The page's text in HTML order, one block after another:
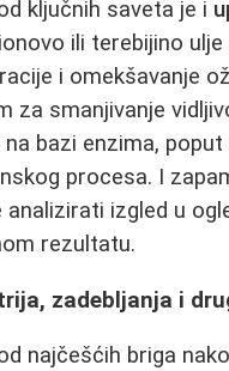
ključnih saveta je i
ili terebijino
i omekšavanje
za smanjivanje
bazi enzima,
procesa. I
analizirati izgled u
rezultatu.
zadebljanja i
najčešćih briga